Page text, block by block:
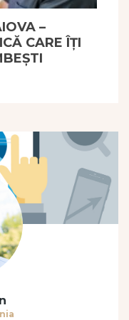
–
CARE ÎȚI